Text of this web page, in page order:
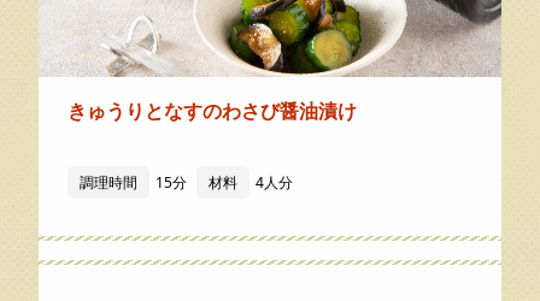
きゅうりとなすのわさび醤油漬け
調理時間 15分 材料 4人分